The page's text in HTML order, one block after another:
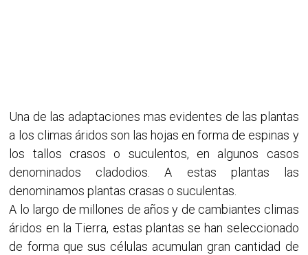
Una de las adaptaciones mas evidentes de las plantas
a los climas áridos son las hojas en forma de espinas y
los tallos crasos o suculentos, en algunos casos
denominados cladodios. A estas plantas las
denominamos plantas crasas o suculentas.
A lo largo de millones de años y de cambiantes climas
áridos en la Tierra, estas plantas se han seleccionado
de forma que sus células acumulan gran cantidad de